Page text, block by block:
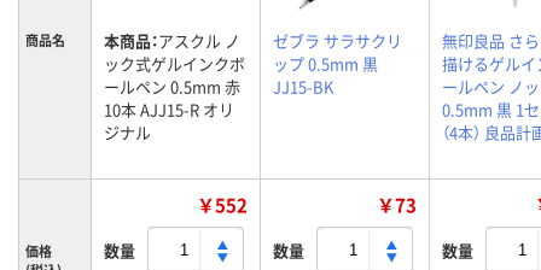
商品名 本商品：アスクル ノ
ック式ゲルインクボ
ールペン 0.5mm 赤
10本 AJJ15-R オリ
ジナル
ゼブラ サラサクリ
ップ 0.5mm 黒
JJ15-BK
無印良品 さ
描けるゲルイ
ールペン ノ
0.5mm 黒 1
（4本） 良品計
価格
￥552
数量
￥73
数量 数量